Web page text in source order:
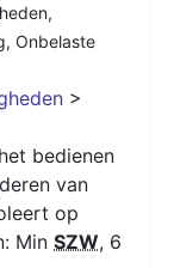
,
, Onbelaste
>
bedienen
van
op
Min SZW, 6